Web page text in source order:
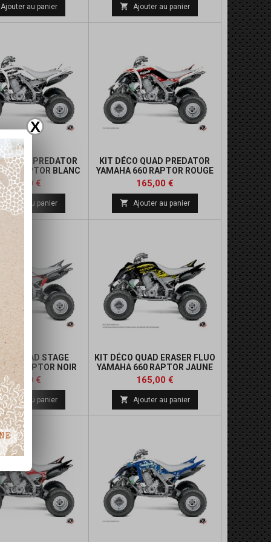
X
Ajouter au panier  Ajouter au panier
QUAD PREDATOR
660 RAPTOR BLANC
Prix
165,00 €
Ajouter au panier
KIT DÉCO QUAD PREDATOR
YAMAHA 660 RAPTOR ROUGE
Prix
165,00 €
 Ajouter au panier
QUAD STAGE
660 RAPTOR NOIR
ROUGE
Prix
165,00 €
Ajouter au panier
KIT DÉCO QUAD ERASER FLUO
YAMAHA 660 RAPTOR JAUNE
Prix
165,00 €
 Ajouter au panier